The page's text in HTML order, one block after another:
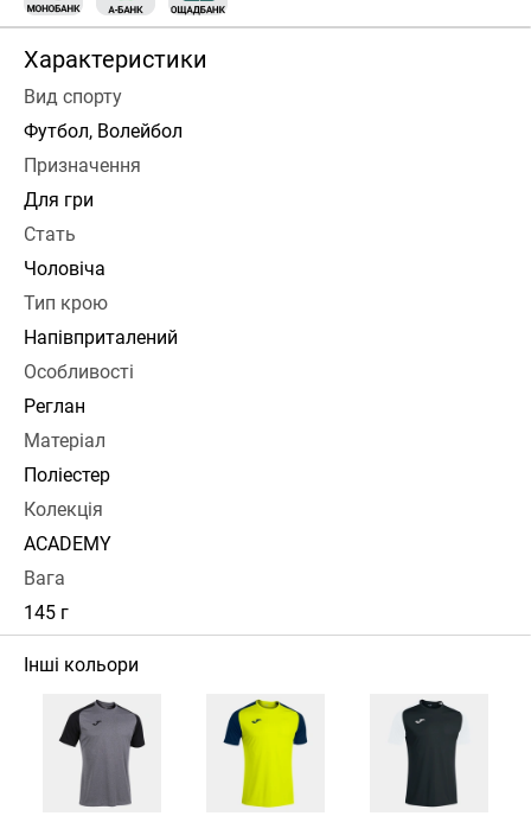
Характеристики
Вид спорту
Футбол, Волейбол
Призначення
Для гри
Стать
Чоловіча
Тип крою
Напівприталений
Особливості
Реглан
Матеріал
Поліестер
Колекція
ACADEMY
Вага
145 г
Інші кольори